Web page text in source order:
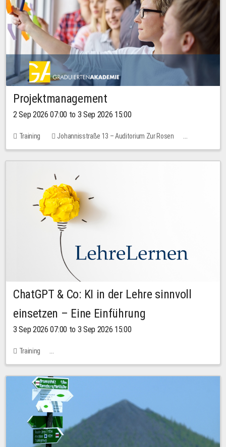
Projektmanagement
2 Sep 2026 07:00 to 3 Sep 2026 15:00
Training
Johannisstraße 13 – Auditorium Zur Rosen
No free places
30.00 EUR
ChatGPT & Co: KI in der Lehre sinnvoll
einsetzen – Eine Einführung
3 Sep 2026 07:00 to 3 Sep 2026 15:00
Training
Bachstraße 18k - SR 102 (Seminarraum Servicestelle LehreLernen)